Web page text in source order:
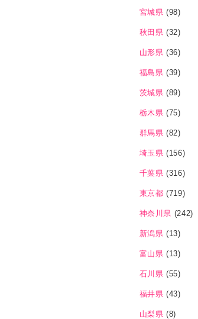
宮城県 (98)
秋田県 (32)
山形県 (36)
福島県 (39)
茨城県 (89)
栃木県 (75)
群馬県 (82)
埼玉県 (156)
千葉県 (316)
東京都 (719)
神奈川県 (242)
新潟県 (13)
富山県 (13)
石川県 (55)
福井県 (43)
山梨県 (8)